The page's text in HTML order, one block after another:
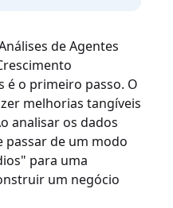
de Agentes
é o primeiro passo. O
melhorias tangíveis
analisar os dados
passar de um modo
para uma
um negócio